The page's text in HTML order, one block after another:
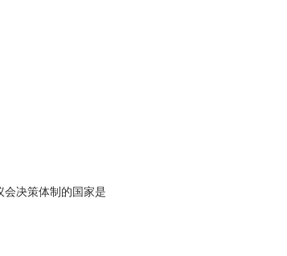
决策体制的国家是